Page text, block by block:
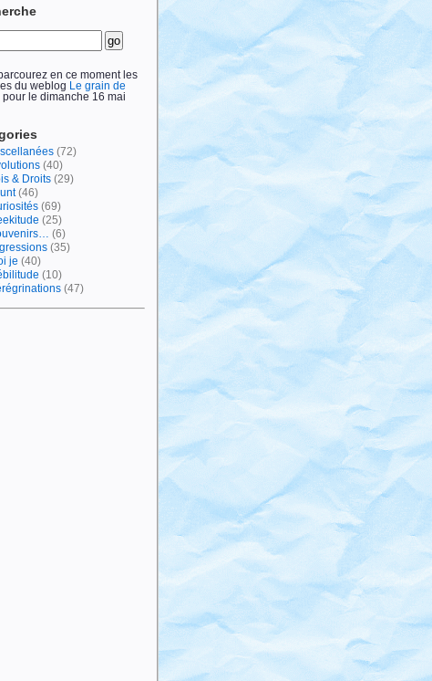
en ce moment les
du weblog
Le grain de
pour le dimanche 16 mai
(72)
(40)
& Droits (29)
(46)
(69)
(25)
(6)
(35)
je (40)
(10)
(47)